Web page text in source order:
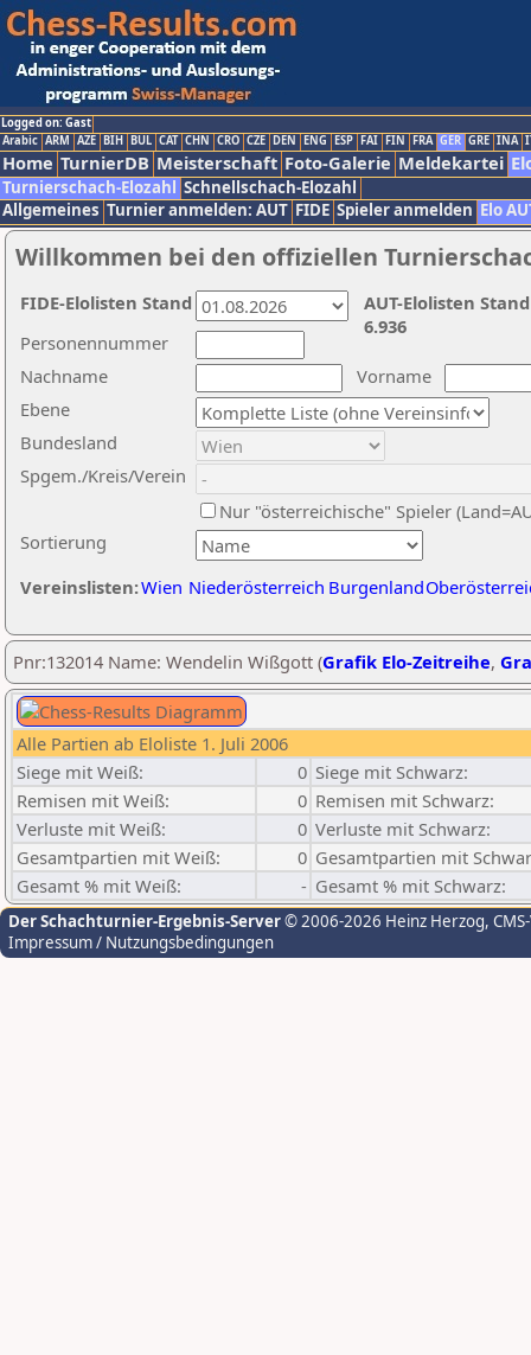
Logged on: Gast
Arabic ARM AZE BIH BUL CAT CHN CRO CZE DEN ENG ESP FAI FIN FRA GER GRE INA
Home TurnierDB Meisterschaft Foto-Galerie Meldekartei
Turnierschach-Elozahl Schnellschach-Elozahl
Allgemeines Turnier anmelden: AUT FIDE Spieler anmelden Elo
Willkommen bei den offiziellen
Nachname
Vorname
Ebene
Sortierung
Personennummer
Bundesland
Spgem./Kreis/Verein
Nur "österreichische" Spieler
Vereinslisten:Wien Niederösterreich Burgenland
AUT-Elolisten
6.936
FIDE-Elolisten Stand
Pnr:132014 Name: Wendelin Wißgott (Grafik Elo-Zeitreihe,
Alle Partien ab Eloliste 1. Juli 2006
Siege mit Weiß:
0 Siege mit Schwarz:
Remisen mit Weiß:
0 Remisen mit Schwarz:
Verluste mit Weiß:
0 Verluste mit Schwarz:
Gesamtpartien mit Weiß:
0 Gesamtpartien mit
Gesamt % mit Weiß:
- Gesamt % mit Schwarz:
Der Schachturnier-Ergebnis-Server© 2006-2026 Heinz Herzog,
Impressum / Nutzungsbedingungen